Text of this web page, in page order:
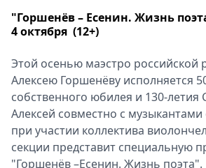
"Горшенёв – Есенин. Жизнь
4 октября (12+)
Этой осенью маэстро российской
Алексею Горшенёву исполняется
собственного юбилея и 130-летия
Алексей совместно с
при участии коллектива
секции представит специальную
"Горшенёв –Есенин. Жизнь поэта".